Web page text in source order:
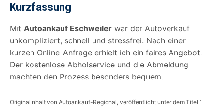
Kurzfassung
Mit Autoankauf Eschweiler war der Autoverkauf
unkompliziert, schnell und stressfrei. Nach einer
kurzen Online-Anfrage erhielt ich ein faires Angebot.
Der kostenlose Abholservice und die Abmeldung
machten den Prozess besonders bequem.
Originalinhalt von Autoankauf-Regional, veröffentlicht unter dem Titel “